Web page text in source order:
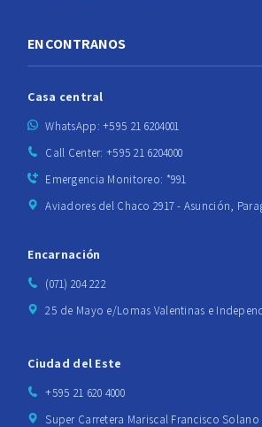
ENCONTRANOS
Casa central
WhatsApp: +595 21 6204001
Call Center: +595 21 6204000
Emergencia Monitoreo: *991
Aviadores del Chaco 2917 - Asunción,
Encarnación
(071) 204 222
25 de Mayo e/Lomas Valentinas e
Ciudad del Este
+595 21 620 4000
Super Carretera Mariscal Francisco Solano